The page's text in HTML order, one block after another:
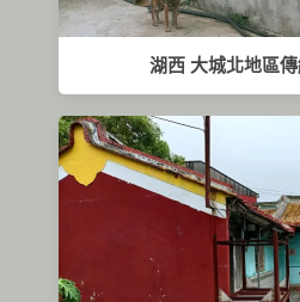
湖西 大城北地區